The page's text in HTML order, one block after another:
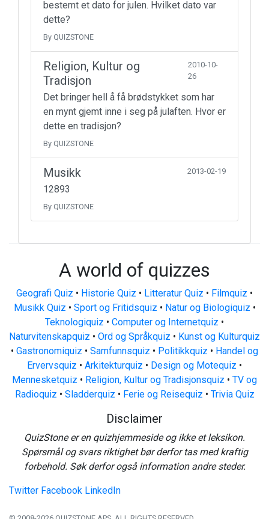
bestemt et dato for julen. Hvilket dato var
dette?
By QUIZSTONE
Religion, Kultur og
Tradisjon
2010-10-
26
Det bringer hell å få brødstykket som har
en mynt gjemt inne i seg på julaften. Hvor er
dette en tradisjon?
By QUIZSTONE
Musikk 2013-02-19
12893
By QUIZSTONE
A world of quizzes
Geografi Quiz • Historie Quiz • Litteratur Quiz • Filmquiz •
Musikk Quiz • Sport og Fritidsquiz • Natur og Biologiquiz •
Teknologiquiz • Computer og Internetquiz •
Naturvitenskapquiz • Ord og Språkquiz • Kunst og Kulturquiz
• Gastronomiquiz • Samfunnsquiz • Politikkquiz • Handel og
Ervervsquiz • Arkitekturquiz • Design og Motequiz •
Mennesketquiz • Religion, Kultur og Tradisjonsquiz • TV og
Radioquiz • Sladderquiz • Ferie og Reisequiz • Trivia Quiz
Disclaimer
QuizStone er en quizhjemmeside og ikke et leksikon.
Spørsmål og svars riktighet bør derfor tas med kraftig
forbehold. Søk derfor også information andre steder.
Twitter Facebook LinkedIn